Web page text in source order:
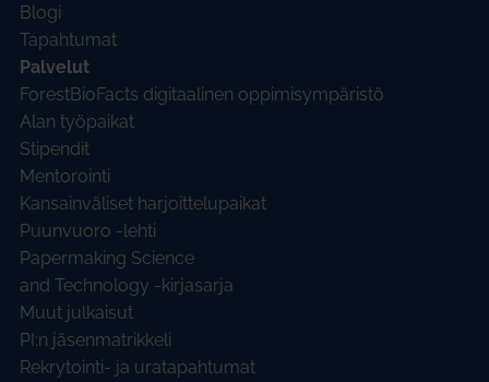
Blogi
Tapahtumat
Palvelut
ForestBioFacts digitaalinen oppimisympäristö
Alan työpaikat
Stipendit
Mentorointi
Kansainväliset harjoittelupaikat
Puunvuoro -lehti
Papermaking Science
and Technology -kirjasarja
Muut julkaisut
PI:n jäsenmatrikkeli
Rekrytointi- ja uratapahtumat